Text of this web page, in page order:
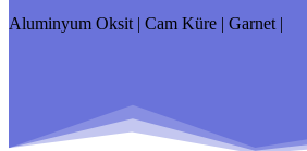
Aluminyum Oksit | Cam Küre | Garnet |